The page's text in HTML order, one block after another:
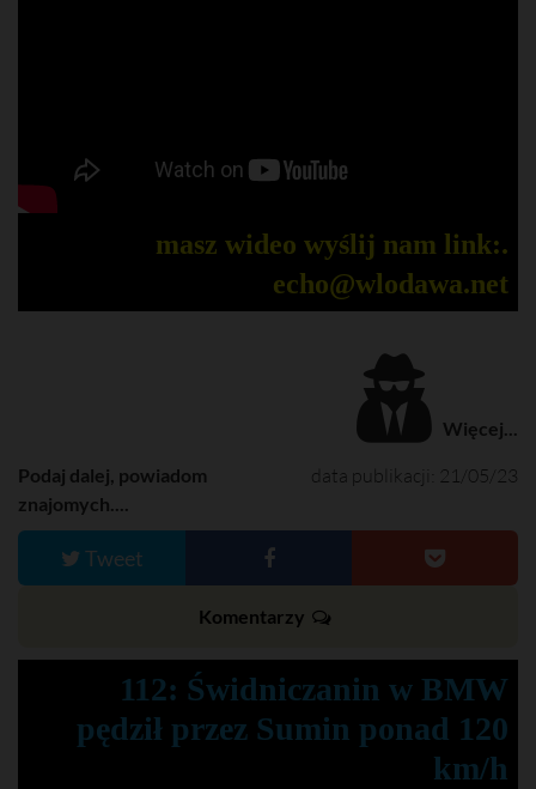
masz wideo wyślij nam link:.
echo@wlodawa.net
Więcej...
data publikacji: 21/05/23
Podaj dalej, powiadom
znajomych....
Tweet
Komentarzy
112: Świdniczanin w BMW
pędził przez Sumin ponad 120
km/h